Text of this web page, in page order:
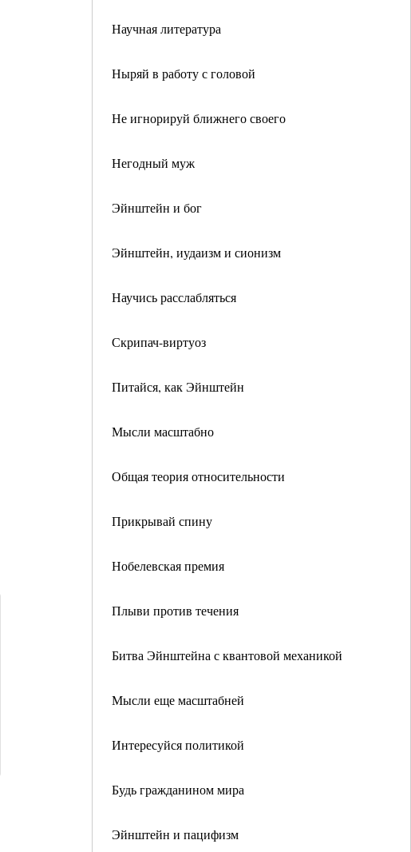
Научная литература
Ныряй в работу с головой
Не игнорируй ближнего своего
Негодный муж
Эйнштейн и бог
Эйнштейн, иудаизм и сионизм
Научись расслабляться
Скрипач-виртуоз
Питайся, как Эйнштейн
Мысли масштабно
Общая теория относительности
Прикрывай спину
Нобелевская премия
Плыви против течения
Битва Эйнштейна с квантовой механикой
Мысли еще масштабней
Интересуйся политикой
Будь гражданином мира
Эйнштейн и пацифизм